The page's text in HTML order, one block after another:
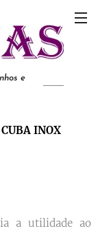
e
INOX
a utilidade ao